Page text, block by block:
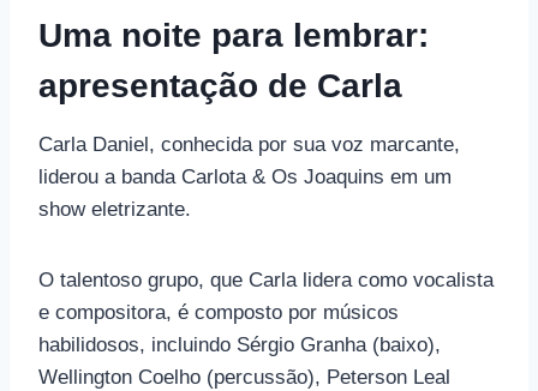
Uma noite para lembrar:
apresentação de Carla
Carla Daniel, conhecida por sua voz marcante,
liderou a banda Carlota & Os Joaquins em um
show eletrizante.
O talentoso grupo, que Carla lidera como vocalista
e compositora, é composto por músicos
habilidosos, incluindo Sérgio Granha (baixo),
Wellington Coelho (percussão), Peterson Leal